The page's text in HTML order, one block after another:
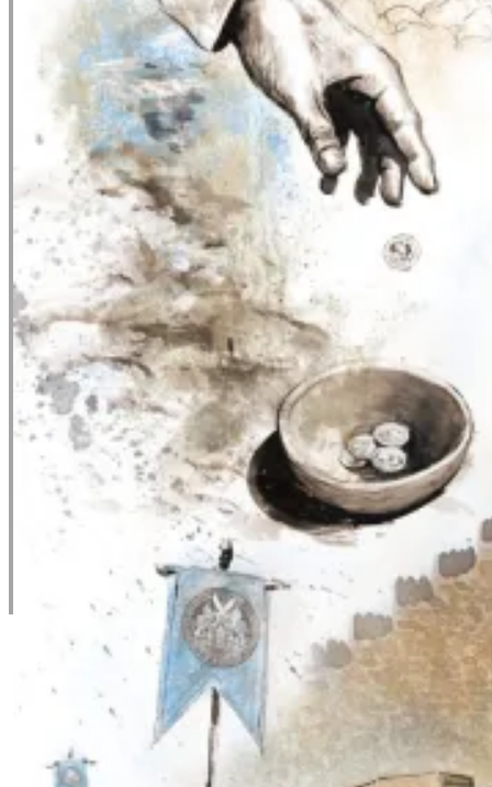
Bosætning
InVestfyn
Medlemmer i investeringsklubben InVestfyn
Nye overnatningsmuligheder
Assens “DNA” – Event
Assens Havn, søens folk og Årøsund/Bågø
overfarterne
Assens DNA – STUDE gennem ASSENS –
TORVET i ASSENS
Vores Kvarter – Nygade/Baronvej
Infrastrukturgruppe
Infrastrukturrapport
Støtteerklæring til ny infrastruktur og baggrund
herfor!
Hvem er vi
Assens Købstad
Vedtægter
Formål
Vision
Bestyrelse
Sekretariat
Referater
Kalender
Medlemmer/Bliv medlem
Bliv medlem
Stiftere og store virksomheder
Mindre virksomheder
Foreninger
Personlige medlemskaber
Kontakt